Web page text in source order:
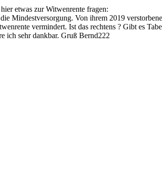
etwas zur Witwenrente fragen:
Mindestversorgung. Von ihrem 2019
vermindert. Ist das rechtens ? Gibt es
ich sehr dankbar. Gruß Bernd222